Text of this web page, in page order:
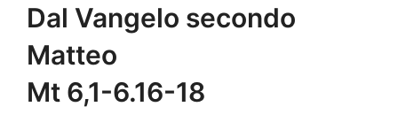
Dal Vangelo secondo
Matteo
Mt 6,1-6.16-18